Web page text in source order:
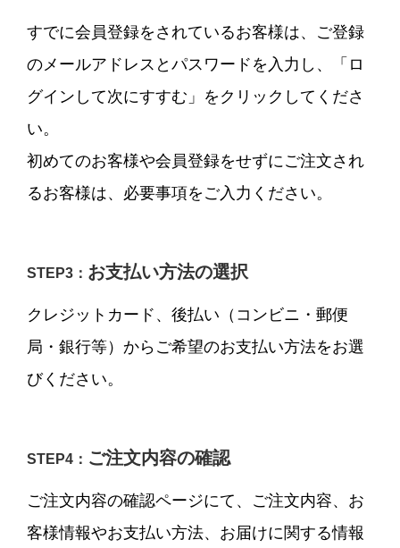
すでに会員登録をされているお客様は、ご登録
のメールアドレスとパスワードを入力し、「ロ
グインして次にすすむ」をクリックしてくださ
い。
初めてのお客様や会員登録をせずにご注文され
るお客様は、必要事項をご入力ください。
STEP3： お支払い方法の選択
クレジットカード、後払い（コンビニ・郵便
局・銀行等）からご希望のお支払い方法をお選
びください。
STEP4： ご注文内容の確認
ご注文内容の確認ページにて、ご注文内容、お
客様情報やお支払い方法、お届けに関する情報